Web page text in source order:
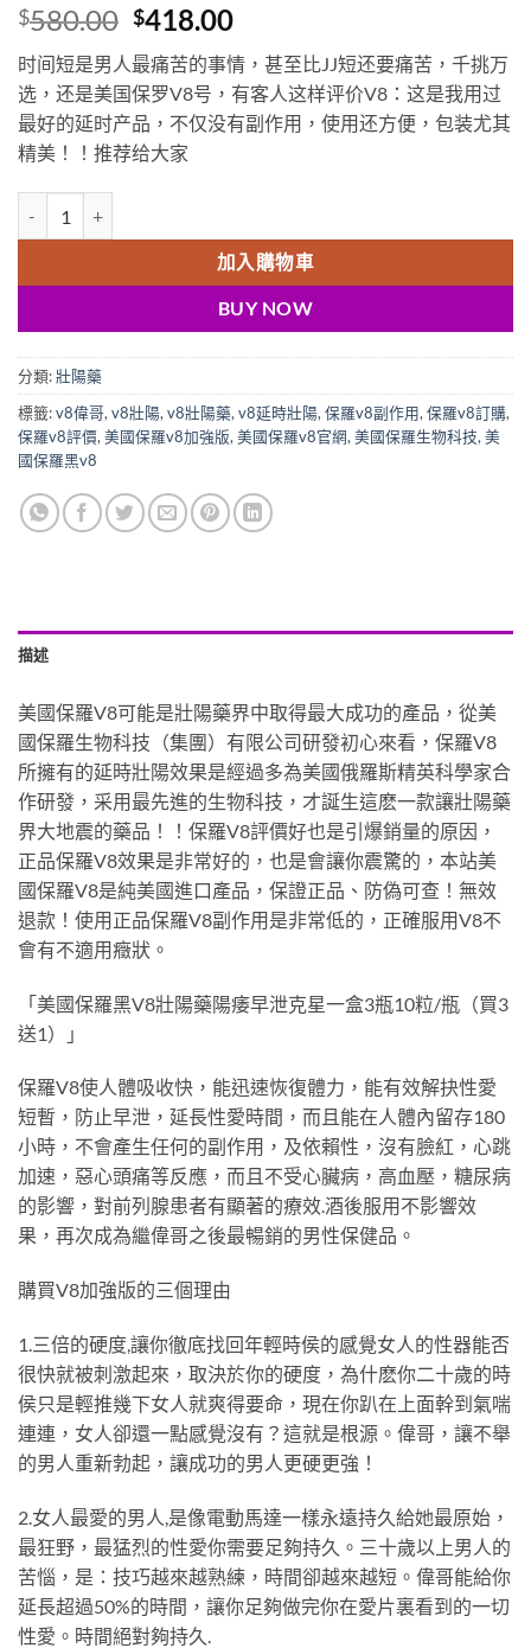
$580.00 Original
price
was:
$580.00.
$418.00Current
price
is:
$418.00.
时间短是男人最痛苦的事情，甚至比JJ短还要痛苦，千挑万
选，还是美国保罗V8号，有客人这样评价V8：这是我用过
最好的延时产品，不仅没有副作用，使用还方便，包装尤其
精美！
！ 推荐给大家
加入購物車
BUY NOW
分類:壯陽藥
標籤:v8偉哥, v8壯陽, v8壯陽藥, v8延時壯陽, 保羅v8副作用, 保羅v8訂購,
保羅v8評價, 美國保羅v8加強版, 美國保羅v8官網, 美國保羅生物科技, 美
國保羅黑v8
描述
美國保羅V8可能是壯陽藥界中取得最大成功的產品，從美
國保羅生物科技（集團）有限公司研發初心來看，保羅V8
所擁有的延時壯陽效果是經過多為美國俄羅斯精英科學家合
作研發，采用最先進的生物科技，才誕生這麽一款讓壯陽藥
界大地震的藥品！！保羅V8評價好也是引爆銷量的原因，
正品保羅V8效果是非常好的，也是會讓你震驚的，本站美
國保羅V8是純美國進口產品，保證正品、防偽可查！無效
退款！使用正品保羅V8副作用是非常低的，正確服用V8不
會有不適用癥狀。
「美國保羅黑V8壯陽藥陽痿早泄克星一盒3瓶10粒/瓶（買3
送1）」
保羅V8使人體吸收快，能迅速恢復體力，能有效解抉性愛
短暫，防止早泄，延長性愛時間，而且能在人體內留存180
小時，不會產生任何的副作用，及依賴性，沒有臉紅，心跳
加速，惡心頭痛等反應，而且不受心臟病，高血壓，糖尿病
的影響，對前列腺患者有顯著的療效.酒後服用不影響效
果，再次成為繼偉哥之後最暢銷的男性保健品。
購買V8加強版的三個理由
1.三倍的硬度,讓你徹底找回年輕時侯的感覺女人的性器能否
很快就被刺激起來，取決於你的硬度，為什麽你二十歲的時
侯只是輕推幾下女人就爽得要命，現在你趴在上面幹到氣喘
連連，女人卻還一點感覺沒有？這就是根源。偉哥，讓不舉
的男人重新勃起，讓成功的男人更硬更強！
2.女人最愛的男人,是像電動馬達一樣永遠持久給她最原始，
最狂野，最猛烈的性愛你需要足夠持久。三十歲以上男人的
苦惱，是：技巧越來越熟練，時間卻越來越短。偉哥能給你
延長超過50%的時間，讓你足夠做完你在愛片裏看到的一切
性愛。時間絕對夠持久.